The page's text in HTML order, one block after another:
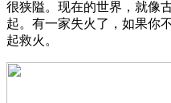
很狭隘。现在的世界，就像
起。有一家失火了，如果你
起救火。